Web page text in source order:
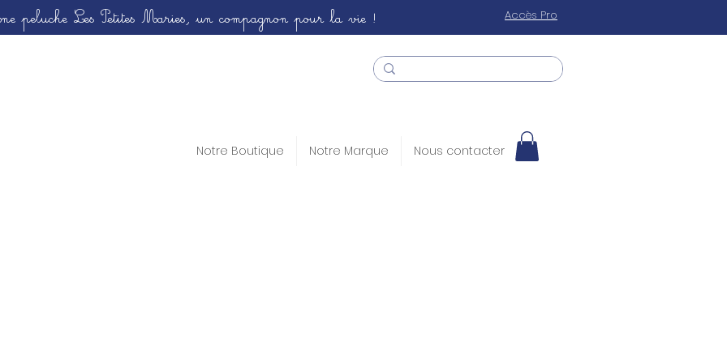
peluche Les Petites Maries, un compagnon pour la vie ! Accès Pro
Notre Boutique Notre Marque Nous contacter